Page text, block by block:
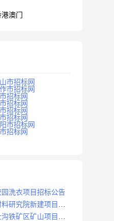
港澳门
市招标网
市招标网
招标网
招标网
招标网
招标网
市招标网
招标网
洗衣项目招标公告
研究院新建项目招
铁矿区矿山项目招